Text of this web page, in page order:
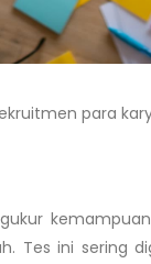
para
Tes ini sering